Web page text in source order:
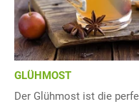
GLÜHMOST
Der Glühmost ist die